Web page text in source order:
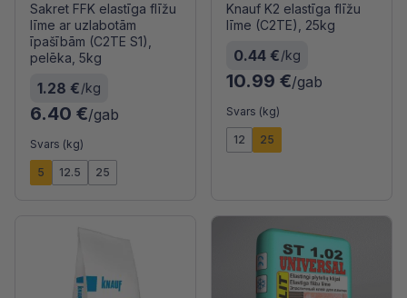
Sakret FFK elastīga flīžu
līme ar uzlabotām
īpašībām (C2TE S1),
pelēka, 5kg
1.28 €/kg
6.40 €/gab
Svars (kg)
5 12.5 25
Knauf K2 elastīga flīžu
līme (C2TE), 25kg
0.44 €/kg
10.99 €/gab
Svars (kg)
12 25